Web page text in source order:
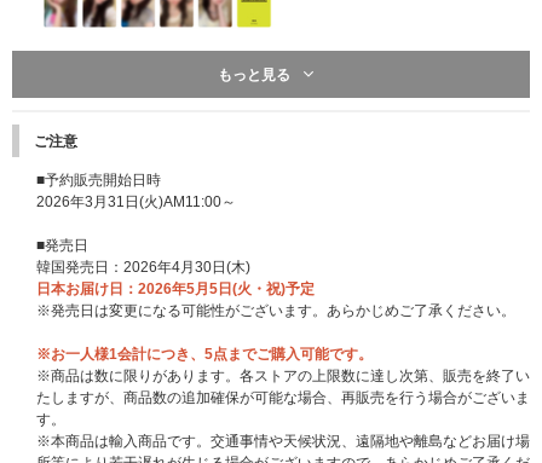
UNIVERSAL MUSIC STORE 限定5形態セット特典：ユニットフォトカード
※‘MAMIHLAPINATAPAI’ 3形態セット、‘MAMIHLAPINATAPAI’ (PAW PAW v
ご予約ください。CDを1枚ずつ単品で購入されてもセット購入特典は付き
ませんのでご注意ください。
絵柄は異なります。
※ストア別特典絵柄は後日発表いたします。
UNIVERSAL MUSIC STORE 限定5形態セット特典：フォトカードケース
もっと見る
ご注意
■予約販売開始日時
2026年3月31日(火)AM11:00～
■発売日
韓国発売日：2026年4月30日(木)
日本お届け日：2026年5月5日(火・祝)予定
※発売日は変更になる可能性がございます。あらかじめご了承ください。
※お一人様1会計につき、5点までご購入可能です。
※商品は数に限りがあります。各ストアの上限数に達し次第、販売を終了い
たしますが、商品数の追加確保が可能な場合、再販売を行う場合がございま
す。
※本商品は輸入商品です。交通事情や天候状況、遠隔地や離島などお届け場